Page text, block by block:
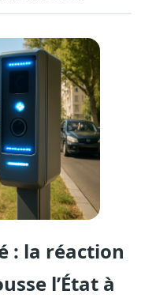
: la réaction
l’État à